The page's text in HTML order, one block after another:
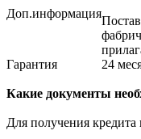
Доп.информация
Гарантия
24
Какие документы
Для получения кредита